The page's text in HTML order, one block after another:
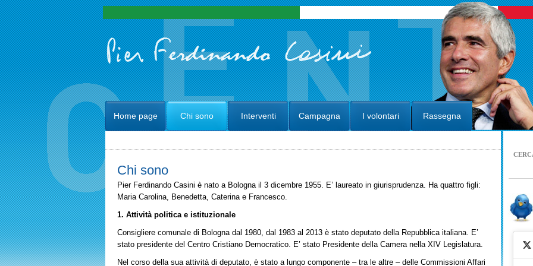
Home page Chi sono Interventi Campagna I volontari Rassegna
Chi sono
Pier Ferdinando Casini è nato a Bologna il 3 dicembre 1955. E’ laureato in giurisprudenza. Ha quattro figli:
Maria Carolina, Benedetta, Caterina e Francesco.
1. Attività politica e istituzionale
Consigliere comunale di Bologna dal 1980, dal 1983 al 2013 è stato deputato della Repubblica italiana. E’
stato presidente del Centro Cristiano Democratico. E’ stato Presidente della Camera nella XIV Legislatura.
Nel corso della sua attività di deputato, è stato a lungo componente – tra le altre – delle Commissioni Affari